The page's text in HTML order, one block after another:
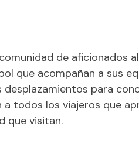
comunidad de aficionados
que acompañan a sus
desplazamientos para
a todos los viajeros que
que visitan.